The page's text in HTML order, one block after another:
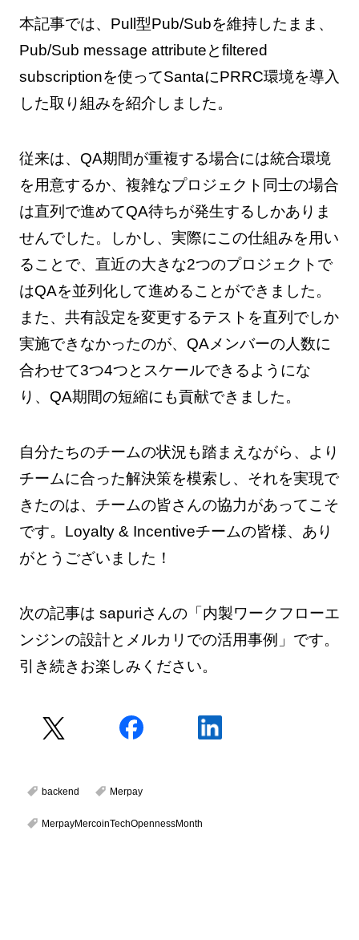
本記事では、Pull型Pub/Subを維持したまま、
Pub/Sub message attributeとfiltered
subscriptionを使ってSantaにPRRC環境を導入
した取り組みを紹介しました。
従来は、QA期間が重複する場合には統合環境
を用意するか、複雑なプロジェクト同士の場合
は直列で進めてQA待ちが発生するしかありま
せんでした。しかし、実際にこの仕組みを用い
ることで、直近の大きな2つのプロジェクトで
はQAを並列化して進めることができました。
また、共有設定を変更するテストを直列でしか
実施できなかったのが、QAメンバーの人数に
合わせて3つ4つとスケールできるようにな
り、QA期間の短縮にも貢献できました。
自分たちのチームの状況も踏まえながら、より
チームに合った解決策を模索し、それを実現で
きたのは、チームの皆さんの協力があってこそ
です。Loyalty & Incentiveチームの皆様、あり
がとうございました！
次の記事は sapuriさんの「内製ワークフローエ
ンジンの設計とメルカリでの活用事例」です。
引き続きお楽しみください。
backend Merpay
MerpayMercoinTechOpennessMonth